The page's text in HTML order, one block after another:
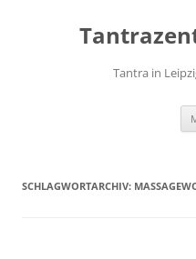
Tantra in
SCHLAGWORTARCHIV: